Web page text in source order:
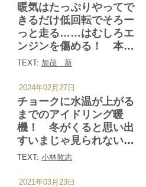
暖気はたっぷりやってで
きるだけ低回転でそろー
っと走る……はむしろエ
ンジンを傷める！ 本当
に正しいクルマのエンジ
TEXT: 加茂 新
チョークに水温が上がる
までのアイドリング暖
機！ 冬がくると思い出
すいまじゃ見られない昭
和オヤジに「なつかしの
TEXT: 小林敦志
2024年02月27日
2021年03月23日